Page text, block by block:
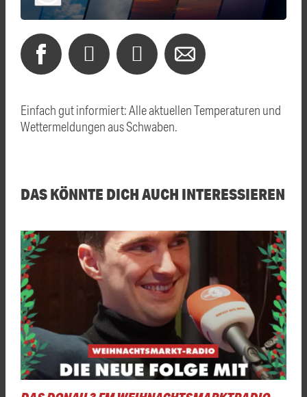
Einfach gut informiert: Alle aktuellen Temperaturen und
Wettermeldungen aus Schwaben.
DAS KÖNNTE DICH AUCH INTERESSIEREN